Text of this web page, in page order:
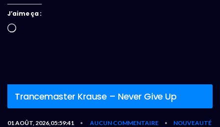
J’aime ça :
Chargement…
Trancemaster Krause – Never Give Up
01 AOÛT, 2026,05:59:41 • AUCUN COMMENTAIRE •
NOUVEAUTÉ